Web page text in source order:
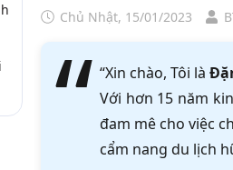
Chủ Nhật, 15/01/2023
“Xin chào, Tôi là
Với hơn 15 năm
đam mê cho việc
cẩm nang du lịch